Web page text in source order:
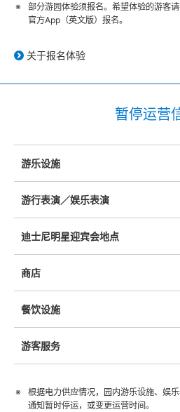
部分游园体验须报名。希望体验的游客
官方App（英文版）报名。
关于报名体验
暂停运营
游乐设施
游行表演／娱乐表演
迪士尼明星迎宾会地点
商店
餐饮设施
游客服务
根据电力供应情况，园内游乐设施、娱
通知暂时停运，或变更运营时间。